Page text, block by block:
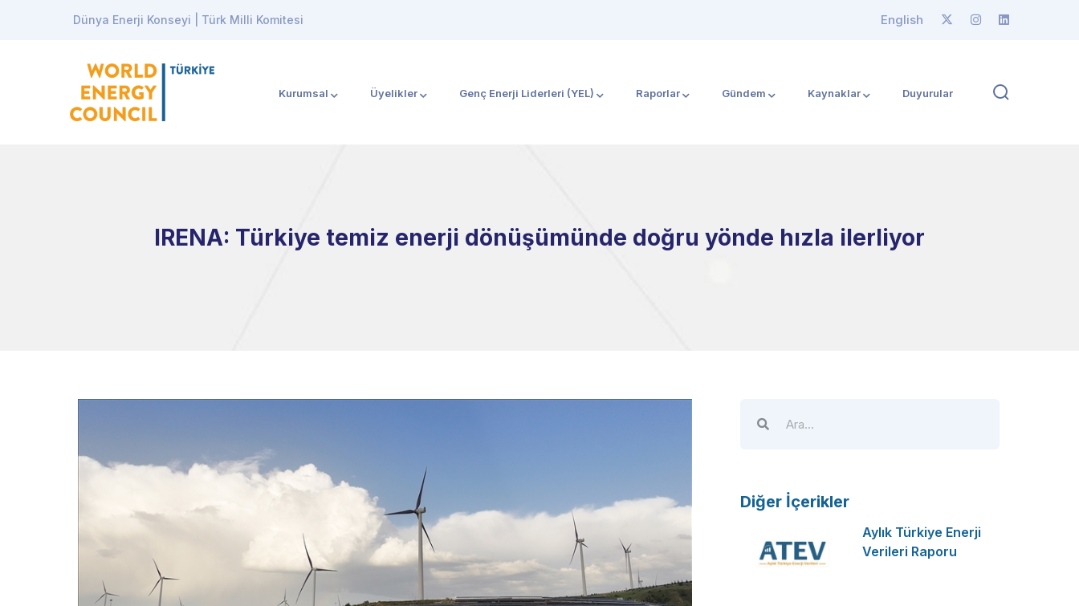
Dünya Enerji Konseyi | Türk Milli Komitesi English
Kurumsal Üyelikler Genç Enerji Liderleri (YEL) Raporlar Gündem Kaynaklar Duyurular
IRENA: Türkiye temiz enerji dönüşümünde doğru yönde hızla ilerliyor
Diğer İçerikler
Aylık Türkiye Enerji
Verileri Raporu